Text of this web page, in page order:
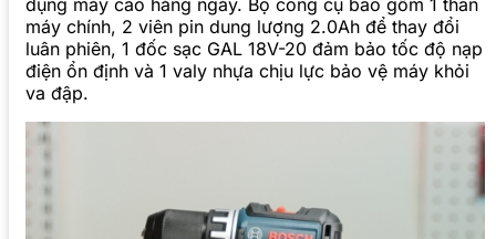
dụng máy cao hằng ngày. Bộ công cụ bao gồm 1 thân
máy chính, 2 viên pin dung lượng 2.0Ah để thay đổi
luân phiên, 1 đốc sạc GAL 18V-20 đảm bảo tốc độ nạp
điện ổn định và 1 valy nhựa chịu lực bảo vệ máy khỏi
va đập.